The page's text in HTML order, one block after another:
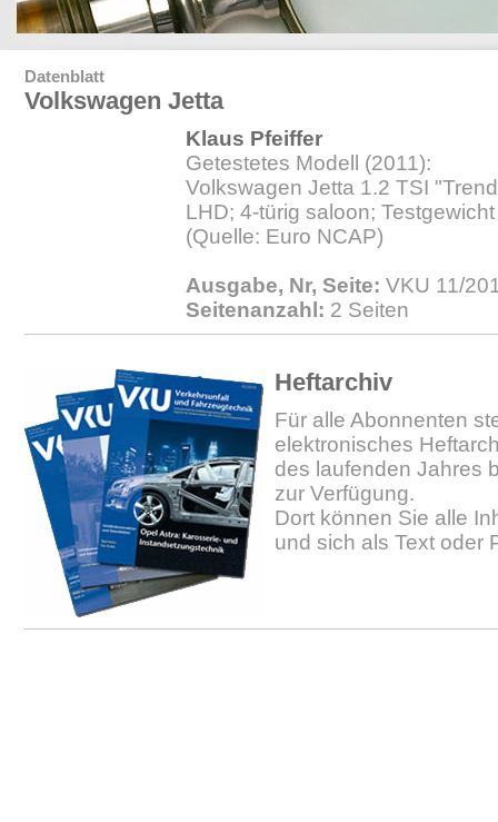
Datenblatt
Volkswagen Jetta
Klaus Pfeiffer
Getestetes Modell (2011):
Volkswagen Jetta 1.2 TSI
LHD; 4-türig saloon;
(Quelle: Euro NCAP)
Ausgabe, Nr, Seite: VKU 11/
Seitenanzahl: 2 Seiten
Heftarchiv
Für alle Abonnenten
elektronisches
des laufenden Jahres
zur Verfügung.
Dort können Sie alle
und sich als Text oder